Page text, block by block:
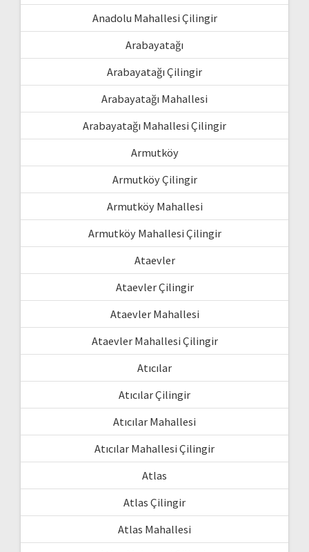
Anadolu Mahallesi Çilingir
Arabayatağı
Arabayatağı Çilingir
Arabayatağı Mahallesi
Arabayatağı Mahallesi Çilingir
Armutköy
Armutköy Çilingir
Armutköy Mahallesi
Armutköy Mahallesi Çilingir
Ataevler
Ataevler Çilingir
Ataevler Mahallesi
Ataevler Mahallesi Çilingir
Atıcılar
Atıcılar Çilingir
Atıcılar Mahallesi
Atıcılar Mahallesi Çilingir
Atlas
Atlas Çilingir
Atlas Mahallesi